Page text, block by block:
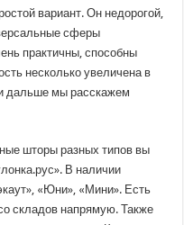
рулонные
шторы
УНИ
с
направляющими
коробом
с
доставкой
вариант. Он недорогой,
сферы
практичны, способны
несколько увеличена в
дальше мы расскажем
шторы разных типов вы
В наличии
«Юни», «Мини». Есть
складов напрямую. Также